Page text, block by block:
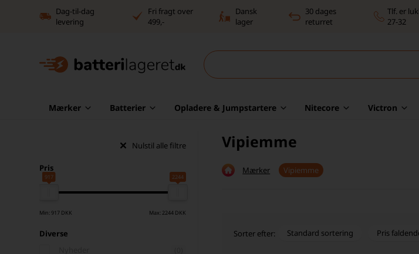
Dag-til-dag
levering
Fri fragt over
499,-
Dansk
lager
30 dages
returret
Tlf. er
27-32
Mærker Batterier Opladere & Jumpstartere Nitecore Victron
Nulstil alle filtre
Pris
917 2244
Min: 917 DKK Max: 2244 DKK
Diverse
Vipiemme
Mærker Vipiemme
Sorter efter: Standard sortering Pris